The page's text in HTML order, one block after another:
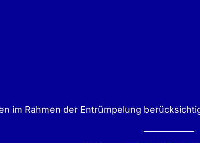
im Rahmen der Entrümpelung